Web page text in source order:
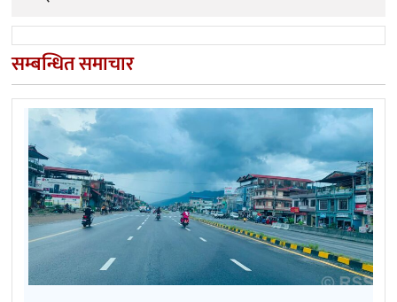
सम्बन्धित समाचार